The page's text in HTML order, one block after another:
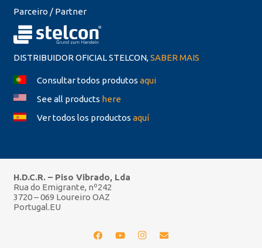
Parceiro / Partner
DISTRIBUIDOR OFICIAL STELCON,SABER MAIS
Consultar todos produtos aqui
See all products here
Ver todos los productos aquí
H.D.C.R. – Piso Vibrado, Lda
Rua do Emigrante, nº242
3720 – 069 Loureiro OAZ
Portugal.EU